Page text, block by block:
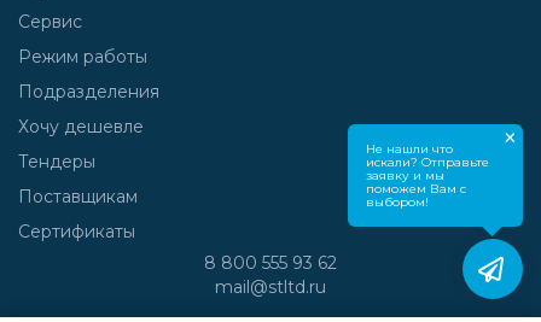
Сервис
Режим работы
Подразделения
Хочу дешевле
Тендеры
Поставщикам
Сертификаты
8 800 555 93 62
mail@stltd.ru
Не нашли что
искали? Отправьте
заявку и мы
поможем Вам с
выбором!
×